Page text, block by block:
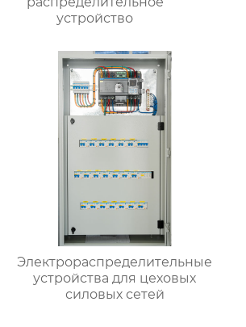
устройство
Электрораспределительные
устройства для цеховых
силовых сетей